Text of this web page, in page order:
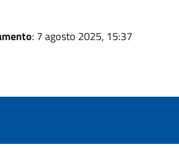
: 7 agosto 2025, 15:37